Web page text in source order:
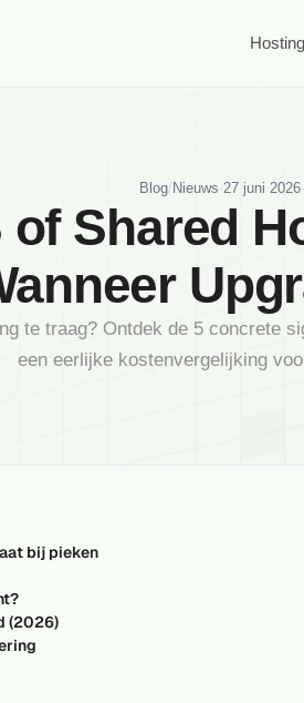
Hosting
Blog/ Nieuws ·27 juni 2026·
of Shared
te traag? Ontdek de 5 concrete
een eerlijke kostenvergelijking
bij pieken
(2026)